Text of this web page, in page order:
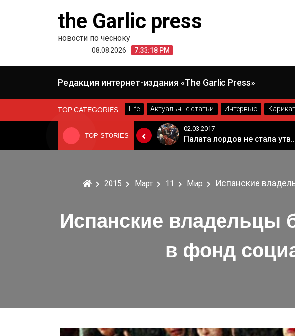
the Garlic press
новости по чесноку
08.08.2026 7:33:18 PM
Редакция интернет-издания «The Garlic Press»
TOP CATEGORIES Life Актуальные статьи Интервью
TOP STORIES
24.06.2019
Когда Россия разрешит полеты в Грузию. Позиция Кремля
02.03.2017
Палата лордов не стала утверждать законопроект о "брексите"
2015 Март 11 Мир Испанские
Испанские владельцы
в фонд